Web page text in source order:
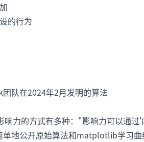
的行为
队在2024年2月发明的算法
力的方式有多种："影响力可以通
地公开原始算法和matplotlib学习曲